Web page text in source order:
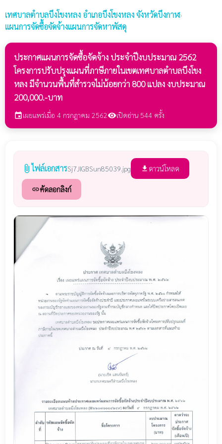
เทศบาลตำบลบึงโขงหลง อำเภอบึงโขงหลง จังหวัดบึงกาฬ›
แผนการจัดซื้อจัดจ้างแผนการจัดหาพัสดุ
ประกาศแผนการจัดซื้อจัดจ้าง ประจำปีงบประมาณ 2562
โครงการปรับปรุงแผนที่ภาษีภายในเขตเทศบาลตำบลบึงโขง
หลง มีจำนวนพื้นที่สำรวจไม่น้อยกว่า 800 แปลง งบประมาณ
200,000.-บาท
eventเผยแพร่เมื่อ 4 กรกฎาคม 2562visibilityเปิดอ่าน 544 ครั้ง
attach_file ไฟล์เอกสารSj7JIGBSun85039.jpg file_download ดาวน์โหลด
linkคัดลอกลิงก์